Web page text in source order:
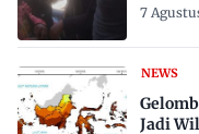
7
NEWS
Jadi